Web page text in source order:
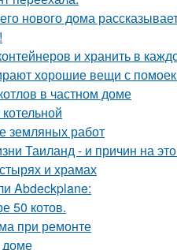
нового дома
и хранить в
хорошие вещи с
в частном доме
земляных работ
Таиланд - и причин на
и храмах
Abdeckplane:
50 котов.
при ремонте
доме